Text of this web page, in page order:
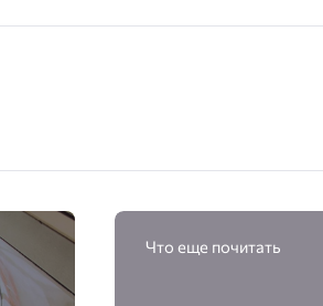
Что еще почитать